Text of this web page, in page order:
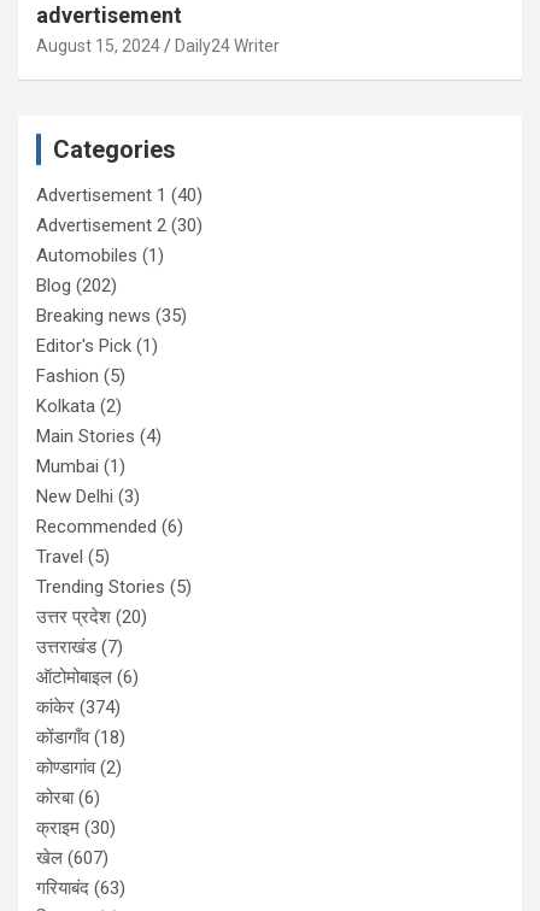
advertisement
August 15, 2024 Daily24 Writer
Categories
Advertisement 1 (40)
Advertisement 2 (30)
Automobiles (1)
Blog (202)
Breaking news (35)
Editor's Pick (1)
Fashion (5)
Kolkata (2)
Main Stories (4)
Mumbai (1)
New Delhi (3)
Recommended (6)
Travel (5)
Trending Stories (5)
उत्तर प्रदेश (20)
उत्तराखंड(7)
ऑटोमोबाइल (6)
कांकेर (374)
कोंडागाँव(18)
कोण्डागांव(2)
कोरबा(6)
क्राइम (30)
खेल (607)
गरियाबंद (63)